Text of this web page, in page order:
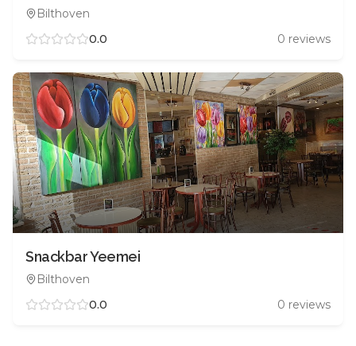
Bilthoven
0.0
0 reviews
Snackbar Yeemei
Bilthoven
0.0
0 reviews